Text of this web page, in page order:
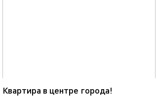
Квартира в центре города!